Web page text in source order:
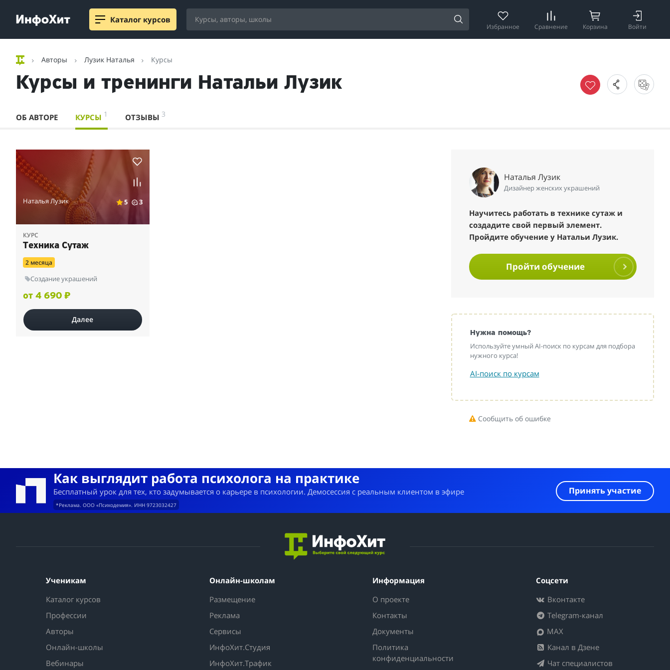
Каталог курсов
Избранное Сравнение Корзина Войти
Авторы Лузик Наталья Курсы
Курсы и тренинги Натальи Лузик
ОБ АВТОРЕ КУРСЫ 1 ОТЗЫВЫ 3
Наталья Лузик 5 3
КУРС
Техника Сутаж
2 месяца
Создание украшений
от 4 690 ₽
Далее
Наталья Лузик
Дизайнер женских украшений
Научитесь работать в технике сутаж и
создадите свой первый элемент.
Пройдите обучение у Натальи Лузик.
Пройти обучение
Нужна помощь?
Используйте умный AI-поиск по курсам для подбора
нужного курса!
AI-поиск по курсам
Сообщить об ошибке
Как выглядит работа психолога на практике
Бесплатный урок для тех, кто задумывается о карьере в психологии. Демосессия с реальным клиентом в эфире
*Реклама. ООО «Психодемия». ИНН 9723032427
Принять участие
Ученикам
Каталог курсов
Профессии
Авторы
Онлайн-школы
Вебинары
Онлайн-школам
Размещение
Реклама
Сервисы
ИнфоХит.Студия
ИнфоХит.Трафик
Информация
О проекте
Контакты
Документы
Политика
конфиденциальности
Соцсети
Вконтакте
Telegram-канал
MAX
Канал в Дзене
Чат специалистов